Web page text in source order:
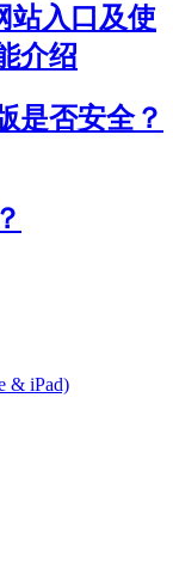
站入口及使
介绍
是否安全？
& iPad)